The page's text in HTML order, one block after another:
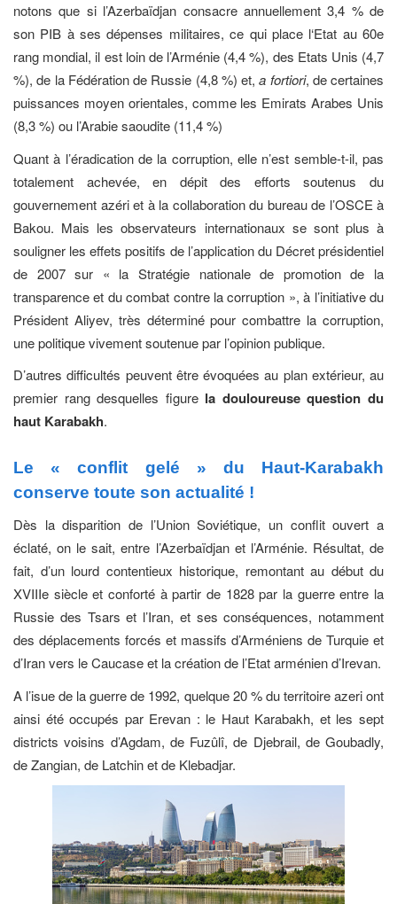
notons que si l’Azerbaïdjan consacre annuellement 3,4 % de
son PIB à ses dépenses militaires, ce qui place l‘Etat au 60e
rang mondial, il est loin de l’Arménie (4,4 %), des Etats Unis (4,7
%), de la Fédération de Russie (4,8 %) et,a fortiori, de certaines
puissances moyen orientales, comme les Emirats Arabes Unis
(8,3 %) ou l’Arabie saoudite (11,4 %)
Quant à l’éradication de la corruption, elle n’est semble-t-il, pas
totalement achevée, en dépit des efforts soutenus du
gouvernement azéri et à la collaboration du bureau de l’OSCE à
Bakou. Mais les observateurs internationaux se sont plus à
souligner les effets positifs de l’application du Décret présidentiel
de 2007 sur « la Stratégie nationale de promotion de la
transparence et du combat contre la corruption », à l’initiative du
Président Aliyev, très déterminé pour combattre la corruption,
une politique vivement soutenue par l’opinion publique.
D’autres difficultés peuvent être évoquées au plan extérieur, au
premier rang desquelles figure la douloureuse question du
haut Karabakh.
Le « conflit gelé » du Haut-Karabakh
conserve toute son actualité !
Dès la disparition de l’Union Soviétique, un conflit ouvert a
éclaté, on le sait, entre l’Azerbaïdjan et l’Arménie. Résultat, de
fait, d’un lourd contentieux historique, remontant au début du
XVIIIe siècle et conforté à partir de 1828 par la guerre entre la
Russie des Tsars et l’Iran, et ses conséquences, notamment
des déplacements forcés et massifs d’Arméniens de Turquie et
d’Iran vers le Caucase et la création de l’Etat arménien d’Irevan.
A l’isue de la guerre de 1992, quelque 20 % du territoire azeri ont
ainsi été occupés par Erevan : le Haut Karabakh, et les sept
districts voisins d’Agdam, de Fuzûlî, de Djebrail, de Goubadly,
de Zangian, de Latchin et de Klebadjar.